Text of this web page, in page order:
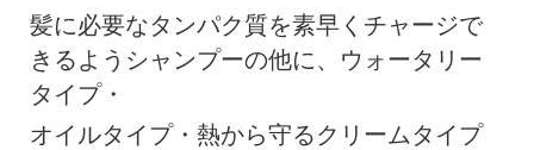
髪に必要なタンパク質を素早くチャージで
きるようシャンプーの他に、ウォータリー
タイプ・
オイルタイプ・熱から守るクリームタイプ